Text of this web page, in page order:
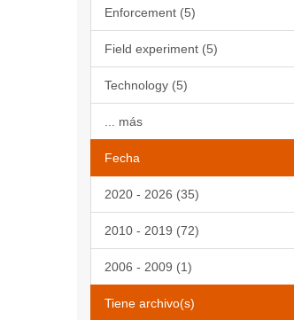
Enforcement (5)
Field experiment (5)
Technology (5)
... más
Fecha
2020 - 2026 (35)
2010 - 2019 (72)
2006 - 2009 (1)
Tiene archivo(s)